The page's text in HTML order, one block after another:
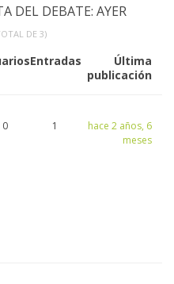
DEL DEBATE: AYER
DE 3)
Entradas
Última
publicación
0 1
hace 2 años, 6
meses